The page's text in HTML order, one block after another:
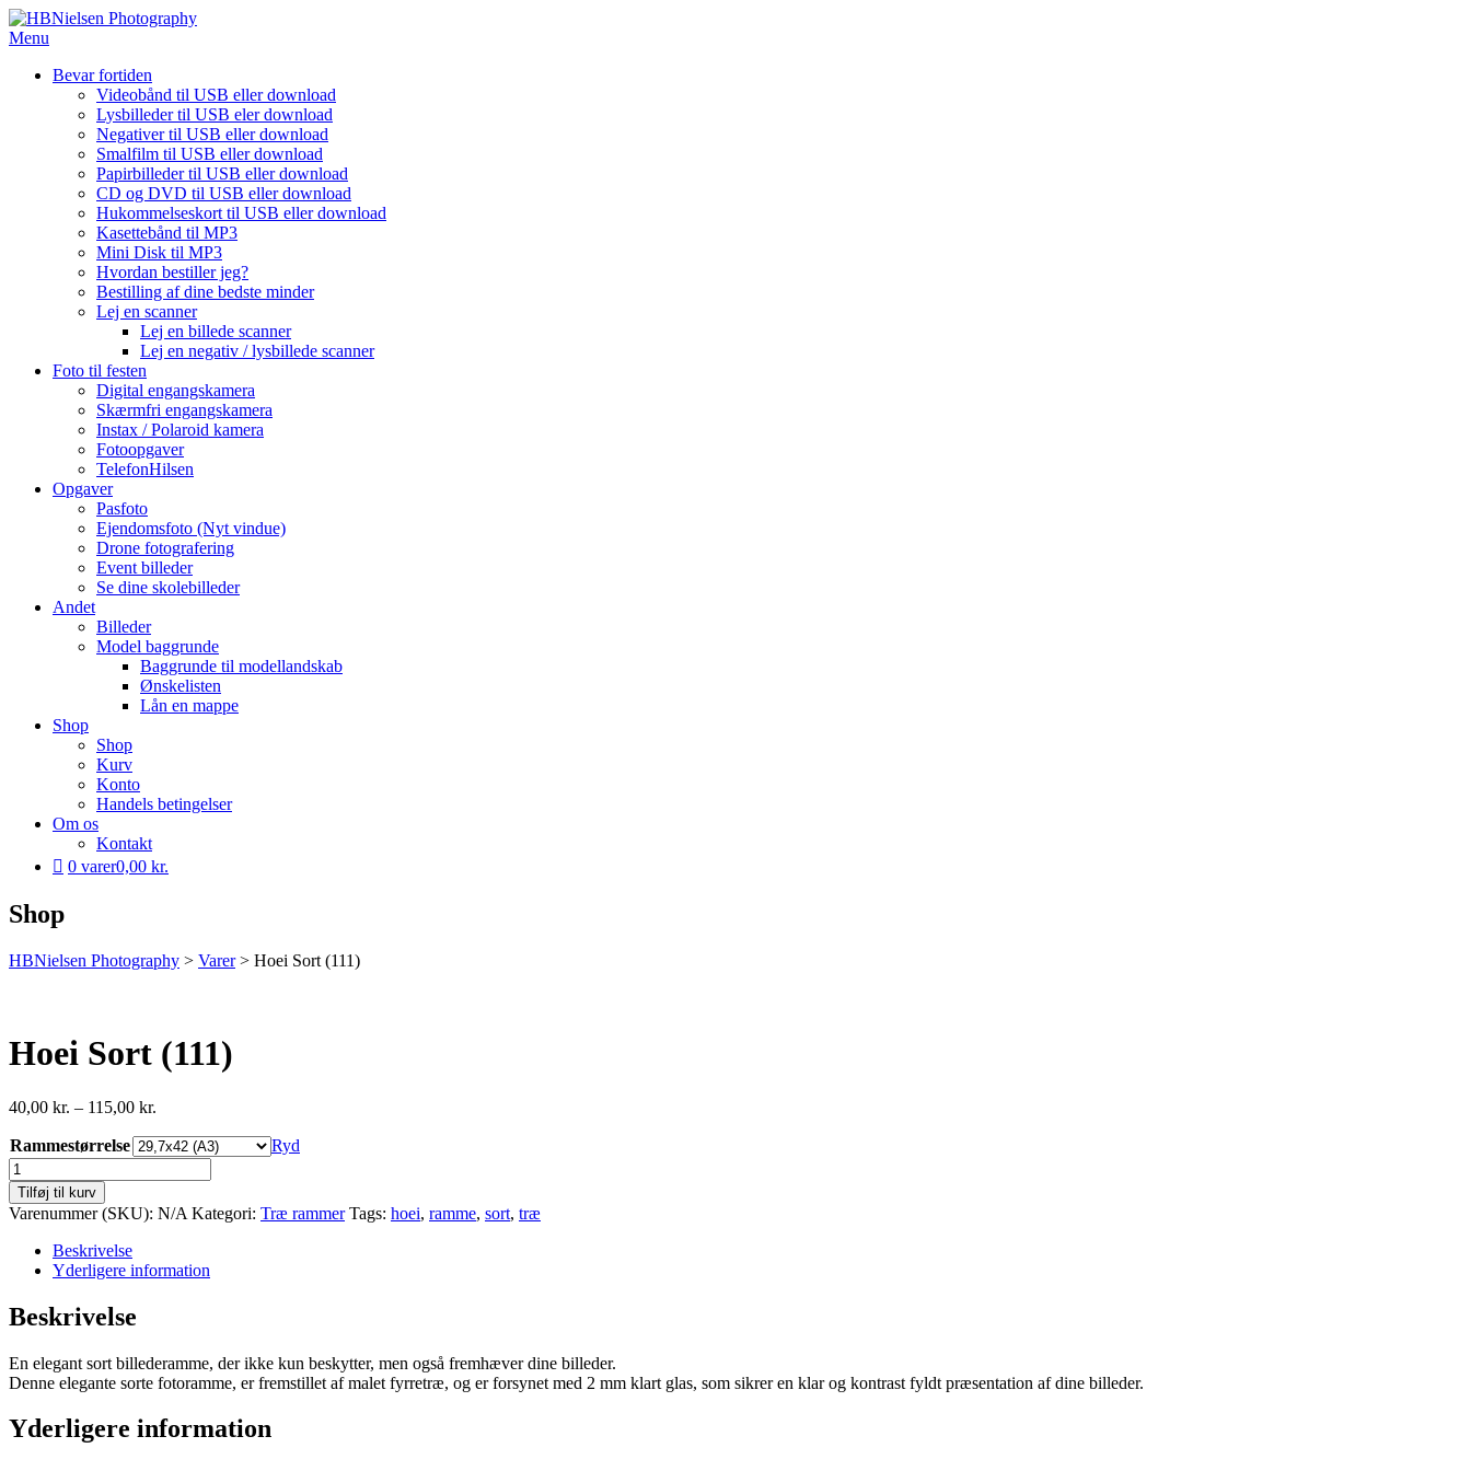
Spring
til
Menu
Bevar fortiden
Videobånd til USB eller download
Lysbilleder til USB eler download
Negativer til USB eller download
Smalfilm til USB eller download
Papirbilleder til USB eller download
CD og DVD til USB eller download
Hukommelseskort til USB eller download
Kasettebånd til MP3
Mini Disk til MP3
Hvordan bestiller jeg?
Bestilling af dine bedste minder
Lej en scanner
Lej en billede scanner
Lej en negativ / lysbillede scanner
Foto til festen
Digital engangskamera
Skærmfri engangskamera
Instax / Polaroid kamera
Fotoopgaver
TelefonHilsen
Opgaver
Pasfoto
Ejendomsfoto (Nyt vindue)
Drone fotografering
Event billeder
Se dine skolebilleder
Andet
Billeder
Model baggrunde
Baggrunde til modellandskab
Ønskelisten
Lån en mappe
Shop
Shop
Kurv
Konto
Handels betingelser
Om os
Kontakt
0 varer0,00 kr.
Shop
HBNielsen Photography > Varer> Hoei Sort (111)
Hoei Sort (111)
40,00 kr. – 115,00 kr.
til
115,00 kr.
Rammestørrelse
Ryd
Hoei
Sort
(111)
antal
Tilføj til kurv
Varenummer (SKU): N/A Kategori: Træ rammer Tags: hoei, ramme, sort, træ
Beskrivelse
Yderligere information
Beskrivelse
En elegant sort billederamme, der ikke kun beskytter, men også fremhæver dine billeder.
Denne elegante sorte fotoramme, er fremstillet af malet fyrretræ, og er forsynet med 2 mm klart glas, som sikrer en klar og kontrast fyldt præsentation af dine billeder.
Yderligere information